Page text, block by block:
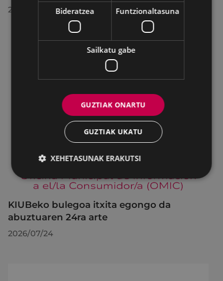
2026/07/28
KIUBeko bulegoa itxita egongo da
abuztuaren 24ra arte
2026/07/24
Bideratzea Funtzionaltasuna
Sailkatu gabe
GUZTIAK ONARTU
GUZTIAK UKATU
XEHETASUNAK ERAKUTSI